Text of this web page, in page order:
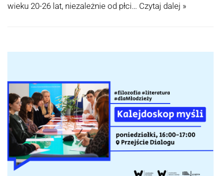
wieku 20-26 lat, niezależnie od płci… Czytaj dalej »